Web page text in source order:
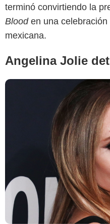
terminó convirtiendo la
Blood en una
mexicana.
Angelina Jolie